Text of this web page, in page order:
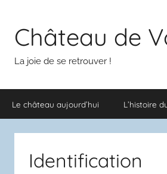
contenuChâteau de
La joie de se retrouver !
Le château aujourd’hui L’histoire
Identification